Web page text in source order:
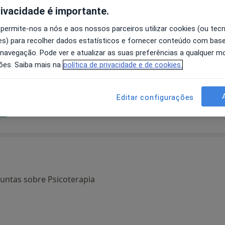
Catarina Lucas
Psicólogo
Rossana Ferreira
Psicólogo
Agendar uma visita
sobre Psicoterapia
é importante.
nos a nós e aos nossos parceiros utilizar cookies (ou
para recolher dados estatísticos e fornecer conteúdo com
Pode ver e atualizar as suas preferências a qualquer
Saiba mais na política de privacidade e de cookies.
Editar configurações